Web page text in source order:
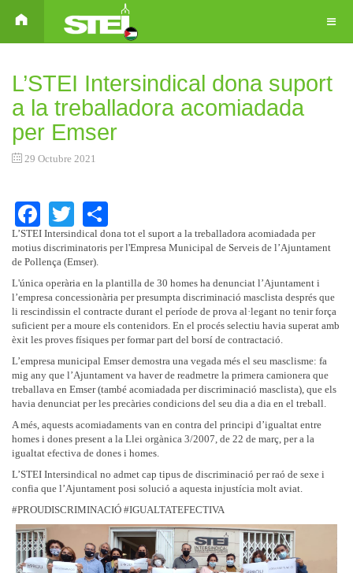
L’STEI Intersindical dona suport
a la treballadora acomiadada
per Emser
29 Octubre 2021
Facebook
Twitter
L’STEI Intersindical dona tot el suport a la treballadora acomiadada per
motius discriminatoris per l'Empresa Municipal de Serveis de l’Ajuntament
de Pollença (Emser).
L'única operària en la plantilla de 30 homes ha denunciat l’Ajuntament i
l’empresa concessionària per presumpta discriminació masclista després que
li rescindissin el contracte durant el període de prova al·legant no tenir força
suficient per a moure els contenidors. En el procés selectiu havia superat amb
èxit les proves físiques per formar part del borsí de contractació.
L’empresa municipal Emser demostra una vegada més el seu masclisme: fa
mig any que l’Ajuntament va haver de readmetre la primera camionera que
treballava en Emser (també acomiadada per discriminació masclista), que els
havia denunciat per les precàries condicions del seu dia a dia en el treball.
A més, aquests acomiadaments van en contra del principi d’igualtat entre
homes i dones present a la Llei orgànica 3/2007, de 22 de març, per a la
igualtat efectiva de dones i homes.
L’STEI Intersindical no admet cap tipus de discriminació per raó de sexe i
confia que l’Ajuntament posi solució a aquesta injustícia molt aviat.
#PROUDISCRIMINACIÓ #IGUALTATEFECTIVA